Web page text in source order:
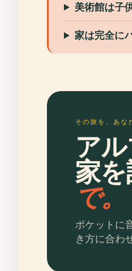
美術館は子
家は完全に
その旅を、あな
ア
家
で。
ポケットに
き方に合わ